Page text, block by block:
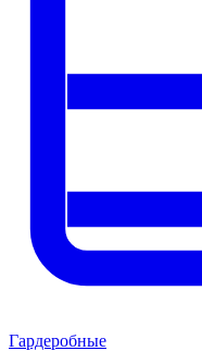
Гардеробные